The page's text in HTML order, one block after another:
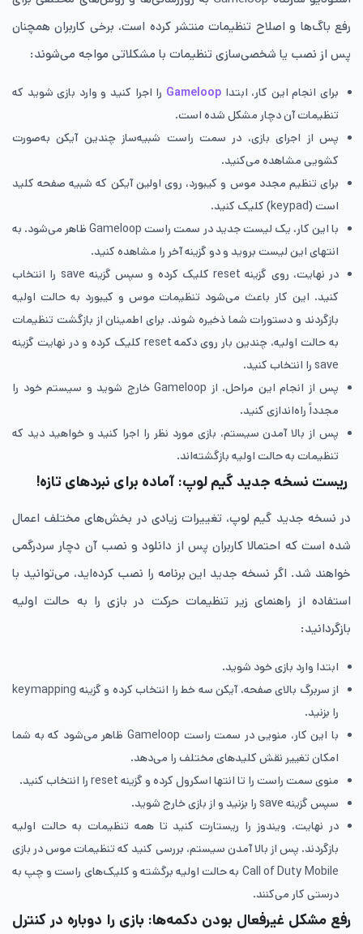
رفع باگ‌ها و اصلاح تنظیمات منتشر کرده است، برخی کاربران همچنان
پس از نصب یا شخصی‌سازی تنظیمات با مشکلاتی مواجه می‌شوند:
برای انجام این کار، ابتداGameloop را اجرا کنید و وارد بازی‌ شوید که
تنظیمات آن دچار مشکل شده است.
پس از اجرای بازی، در سمت راست شبیه‌ساز چندین آیکن به‌صورت
کشویی مشاهده می‌کنید.
برای تنظیم مجدد موس و کیبورد، روی اولین آیکن که شبیه صفحه کلید
است (keypad) کلیک کنید.
با این کار، یک لیست جدید در سمت راست Gameloop ظاهر می‌شود. به
انتهای این لیست بروید و دو گزینه آخر را مشاهده کنید.
در نهایت، روی گزینه reset کلیک کرده و سپس گزینه save را انتخاب
کنید. این کار باعث می‌شود تنظیمات موس و کیبورد به حالت اولیه
بازگردند و دستورات شما ذخیره شوند. برای اطمینان از بازگشت تنظیمات
به حالت اولیه، چندین بار روی دکمه reset کلیک کرده و در نهایت گزینه
save را انتخاب کنید.
پس از انجام این مراحل، از Gameloop خارج شوید و سیستم خود را
مجدداً راه‌اندازی کنید.
پس از بالا آمدن سیستم، بازی مورد نظر را اجرا کنید و خواهید دید که
تنظیمات به حالت اولیه بازگشته‌اند.
ریست نسخه جدید گیم لوپ: آماده برای نبردهای تازه!
در نسخه جدید گیم لوپ، تغییرات زیادی در بخش‌های مختلف اعمال
شده است که احتمالا کاربران پس از دانلود و نصب آن دچار سردرگمی
خواهند شد. اگر نسخه جدید این برنامه را نصب کرده‌اید، می‌توانید با
استفاده از راهنمای زیر تنظیمات حرکت در بازی را به حالت اولیه
بازگردانید:
ابتدا وارد بازی خود شوید.
از سربرگ بالای صفحه، آیکن سه خط را انتخاب کرده و گزینه keymapping
را بزنید.
با این کار، منویی در سمت راست Gameloop ظاهر می‌شود که به شما
امکان تغییر نقش کلیدهای مختلف را می‌دهد.
منوی سمت راست را تا انتها اسکرول کرده و گزینه reset را انتخاب کنید.
سپس گزینه save را بزنید و از بازی خارج شوید.
در نهایت، ویندوز را ریستارت کنید تا همه تنظیمات به حالت اولیه
بازگردند. پس از بالا آمدن سیستم، بررسی کنید که تنظیمات موس در بازی
Call of Duty Mobile به حالت اولیه برگشته و کلیک‌های راست و چپ به
درستی کار می‌کنند.
رفع مشکل غیرفعال بودن دکمه‌ها: بازی را دوباره در کنترل